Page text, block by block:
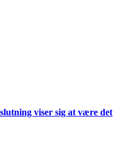
viser sig at være det